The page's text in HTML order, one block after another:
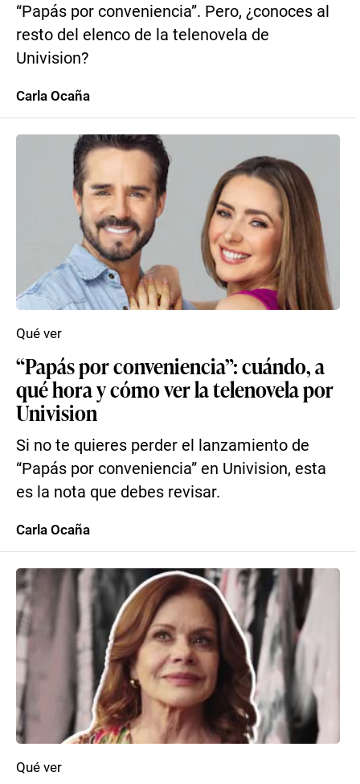
“Papás por conveniencia”. Pero, ¿conoces al
resto del elenco de la telenovela de
Univision?
Carla Ocaña
“Papás por conveniencia”: cuándo, a
qué hora y cómo ver la telenovela por
Univision
Si no te quieres perder el lanzamiento de
“Papás por conveniencia” en Univision, esta
es la nota que debes revisar.
Qué ver
Carla Ocaña
Qué ver